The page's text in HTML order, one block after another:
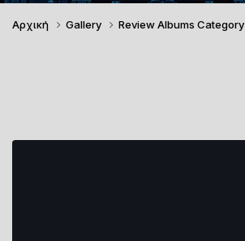
Αρχική Gallery Review Albums Category